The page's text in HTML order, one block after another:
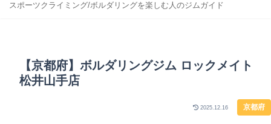
スポーツクライミング/ボルダリングを楽しむ人のジムガイド
【京都府】ボルダリングジム ロックメイト
松井山手店
2025.12.16 京都府